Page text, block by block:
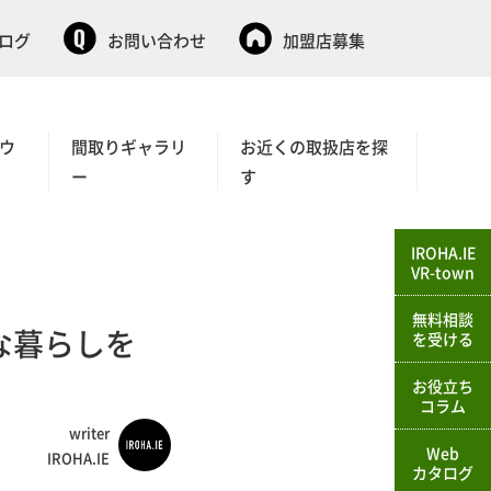
グ お問い合わせ 加盟店募集
間取りギャラリ
ー
お近くの取扱店を探
す
らしを
writer
IROHA.IE
IROHA.IE
VR-town
無料相談
を受ける
お役立ち
コラム
Web
カタログ